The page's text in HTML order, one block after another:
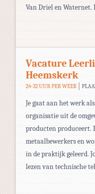
Van Driel en
Vacature
Heemskerk
24-32 UUR PER WEEK
Je gaat aan het werk
organisatie uit de
producten produceert.
metaalbewerkers en
in de praktijk geleerd.
lezen van technische